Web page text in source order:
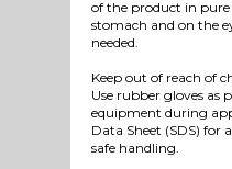
of the product in
stomach and on the
needed.
Keep out of reach of
Use rubber gloves as
equipment during
Data Sheet (SDS)
safe handling.